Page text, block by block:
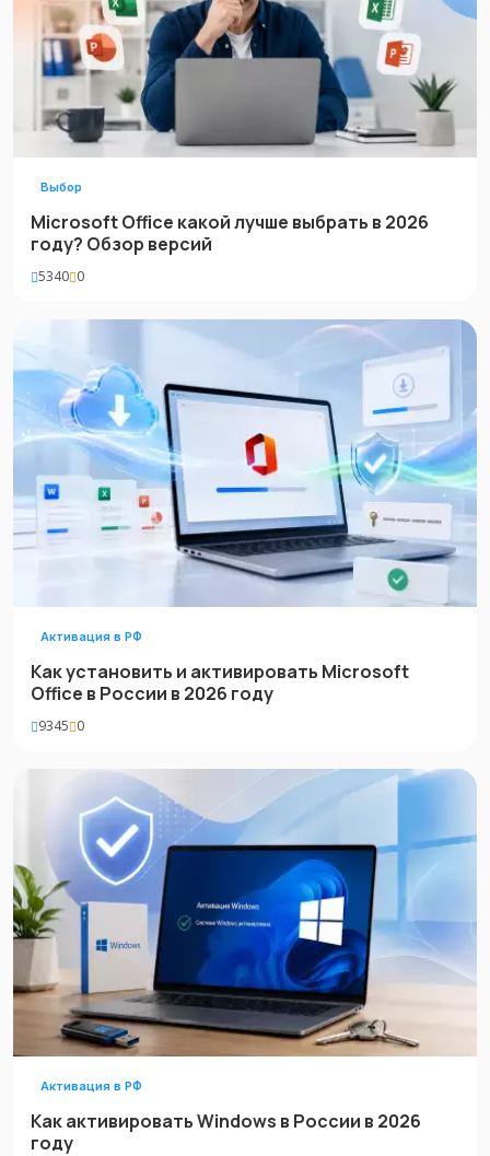
Выбор
Microsoft Office какой лучше выбрать в 2026
году? Обзор версий
5340 0
Активация в РФ
Как установить и активировать Microsoft
Office в России в 2026 году
9345 0
Активация в РФ
Как активировать Windows в России в 2026
году